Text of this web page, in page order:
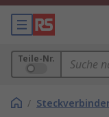
Teile-Nr.
/